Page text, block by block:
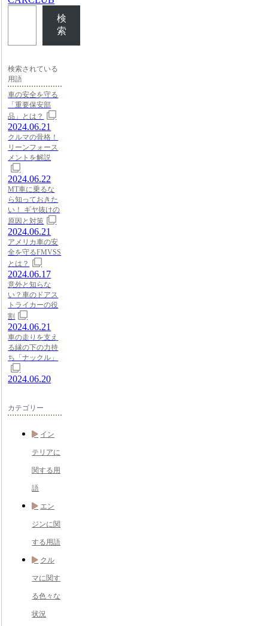
検
索
検索されている
用語
車の安全を守る
「重要保安部
品」とは？
2024.06.21
クルマの骨格！
リーンフォース
メントを解説
2024.06.22
MT車に乗るな
ら知っておきた
い！ ギヤ抜けの
原因と対策
2024.06.21
アメリカ車の安
全を守るFMVSS
とは？
2024.06.17
意外と知らな
い？車のドアス
トライカーの役
割
2024.06.21
車の走りを支え
る縁の下の力持
ち「ナックル」
2024.06.20
カテゴリー
イン
テリアに
関する用
語
エン
ジンに関
する用語
クル
マに関す
る色々な
状況